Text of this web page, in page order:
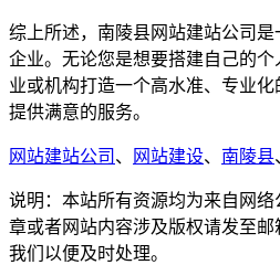
综上所述，南陵县网站建站公司
企业。无论您是想要搭建自己的
业或机构打造一个高水准、专业
提供满意的服务。
网站建站公司 、 网站建设、 南陵县
说明：本站所有资源均为来自网
章或者网站内容涉及版权请发至邮
我们以便及时处理。